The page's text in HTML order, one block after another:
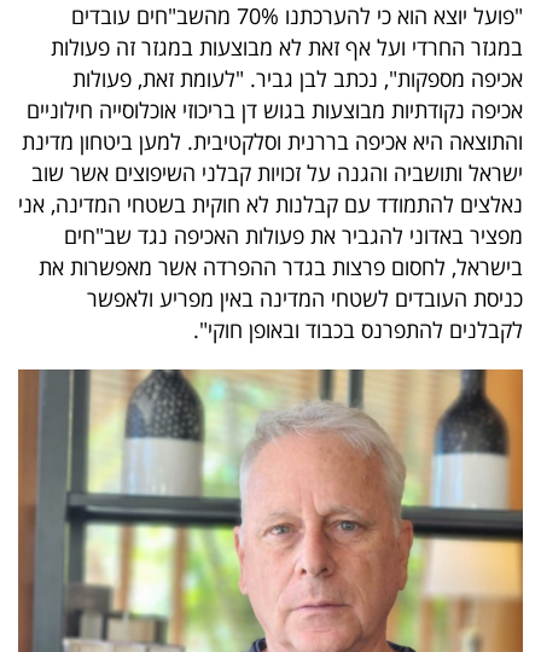
"פועל יוצא הוא כי להערכתנו 70% מהשב"חים עובדים
במגזר החרדי ועל אף זאת לא מבוצעות במגזר זה פעולות
אכיפה מספקות", נכתב לבן גביר. "לעומת זאת, פעולות
אכיפה נקודתיות מבוצעות בגוש דן בריכוזי אוכלוסייה חילוניים
והתוצאה היא אכיפה בררנית וסלקטיבית. למען ביטחון מדינת
ישראל ותושביה והגנה על זכויות קבלני השיפוצים אשר שוב
נאלצים להתמודד עם קבלנות לא חוקית בשטחי המדינה, אני
מפציר באדוני להגביר את פעולות האכיפה נגד שב"חים
בישראל, לחסום פרצות בגדר ההפרדה אשר מאפשרות את
כניסת העובדים לשטחי המדינה באין מפריע ולאפשר
לקבלנים להתפרנס בכבוד ובאופן חוקי".